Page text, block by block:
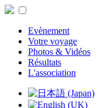
Evènement
Votre voyage
Photos & Vidéos
Résultats
L'association